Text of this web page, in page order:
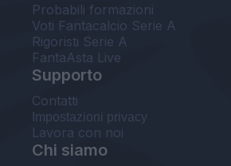
Probabili formazioni
Voti Fantacalcio Serie A
Rigoristi Serie A
FantaAsta Live
Supporto
Contatti
Impostazioni privacy
Lavora con noi
Chi siamo